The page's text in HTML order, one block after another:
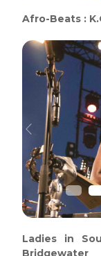
Afro-Beats :
Previous
Ladies in
Bridgewater